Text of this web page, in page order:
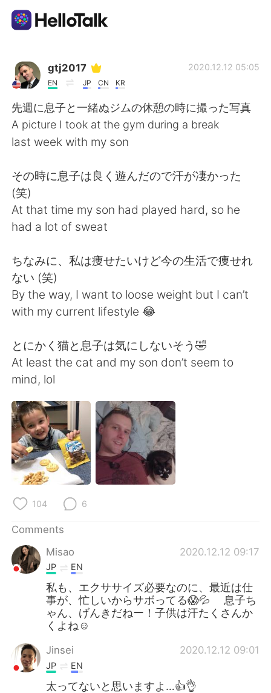
Language Exchange App
English
简体中文 繁體中文
Español العربية
日本語
Русский ไทย
Türkçe Tiếng Việt
gtj2017
EN JP CN KR
2020.12.12 05:05
先週に息子と一緒ぬジムの休憩の時に撮った写真
A picture I took at the gym during a break
last week with my son
その時に息子は良く遊んだので汗が凄かった
(笑)
At that time my son had played hard, so he
had a lot of sweat
ちなみに、私は痩せたいけど今の生活で痩せれ
ない (笑)
By the way, I want to loose weight but I can’t
with my current lifestyle 😂
とにかく猫と息子は気にしないそう🤣
At least the cat and my son don’t seem to
mind, lol
104 6
Comments
Misao
2020.12.12 09:17
JP EN
私も、エクササイズ必要なのに、最近は仕
事が、忙しいからサボってる😱💦 息子ち
ゃん、げんきだねー！子供は汗たくさんか
くよね☺️
Jinsei 2020.12.12 09:01
JP EN
太ってないと思いますよ…👍👌